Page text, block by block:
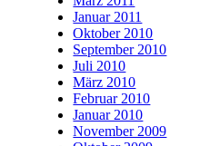
Januar 2011
Oktober 2010
September 2010
Juli 2010
März 2010
Februar 2010
Januar 2010
November 2009